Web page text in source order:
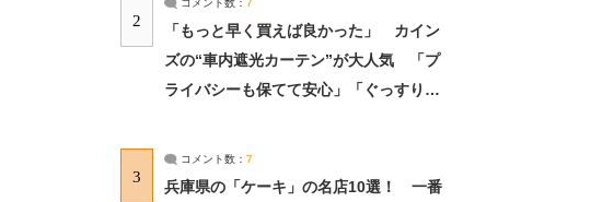
2
コメント数： 7
「もっと早く買えば良かった」 カイン
ズの“車内遮光カーテン”が大人気 「プ
ライバシーも保てて安心」「ぐっすり眠
3
コメント数： 7
兵庫県の「ケーキ」の名店10選！ 一番